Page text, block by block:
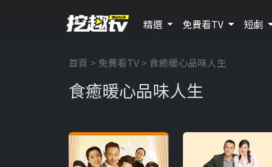
精選 免費看TV 短劇
首頁 > 免費看TV > 食癒暖心品味人生
食癒暖心品味人生